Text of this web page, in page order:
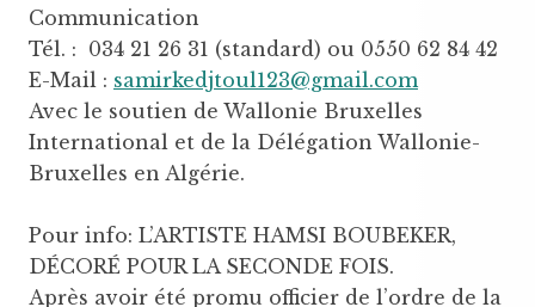
Communication
Tél. : 034 21 26 31 (standard) ou 0550 62 84 42
E-Mail : samirkedjtoul123@gmail.com
Avec le soutien de Wallonie Bruxelles
International et de la Délégation Wallonie-
Bruxelles en Algérie.
Pour info: L’ARTISTE HAMSI BOUBEKER,
DÉCORÉ POUR LA SECONDE FOIS.
Après avoir été promu officier de l’ordre de la